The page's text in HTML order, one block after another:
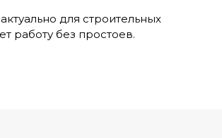
для строительных
работу без простоев.